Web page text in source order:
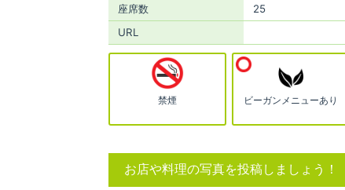
座席数
25
URL
禁煙 ビーガンメニューあり
お店や料理の写真を投稿しましょう！